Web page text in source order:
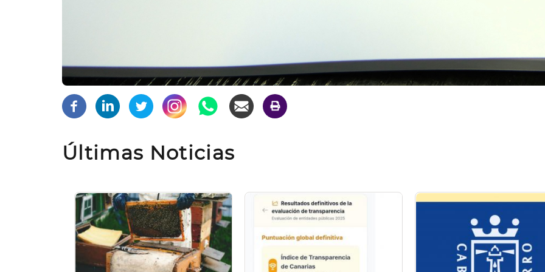
Últimas Noticias